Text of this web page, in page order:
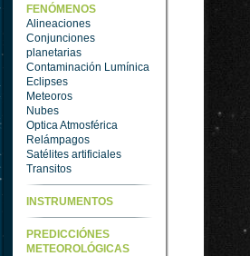
FENÓMENOS
Alineaciones
Conjunciones
planetarias
Contaminación Lumínica
Eclipses
Meteoros
Nubes
Optica Atmosférica
Relámpagos
Satélites artificiales
Transitos
INSTRUMENTOS
PREDICCIÓNES
METEOROLÓGICAS